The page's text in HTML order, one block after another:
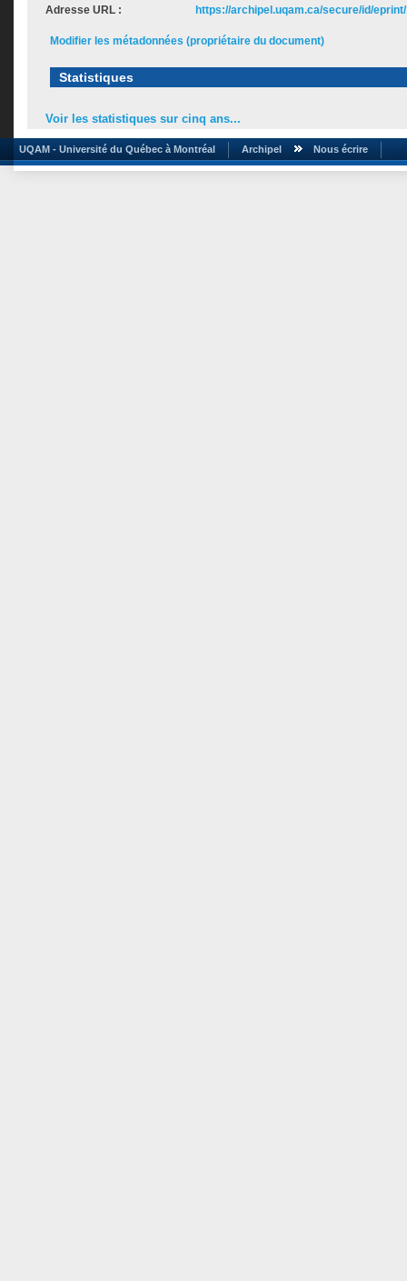
Adresse URL : https://archipel.uqam.ca/secure/id/
Modifier les métadonnées (propriétaire du document)
Statistiques
Voir les statistiques sur cinq ans...
UQAM - Université du Québec à Montréal Archipel Nous écrire